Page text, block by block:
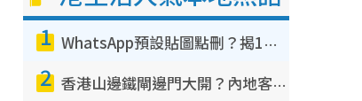
1 WhatsApp預設貼圖點刪？揭1招「反向操作」還原簡潔介面 附3步實測教學
2 香港山邊鐵閘邊門大開？內地客困惑意義何在！網民神回覆：呢種叫法理性防禦